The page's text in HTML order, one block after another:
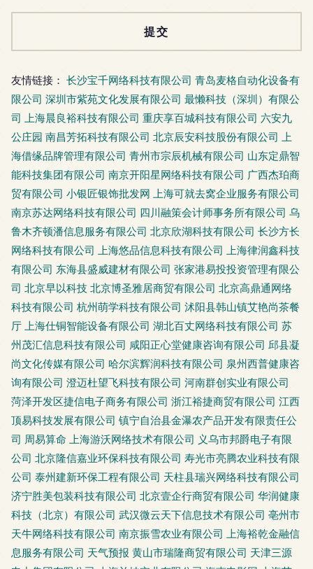
友情链接： 长沙宝千网络科技有限公司 青岛麦格自动化设备有
限公司 深圳市紫苑文化发展有限公司 最懒科技（深圳）有限公
司 上海晨良裕科技有限公司 重庆享百城科技有限公司 六安九
公庄园 南昌芳拓科技有限公司 北京辰安科技股份有限公司 上
海借缘品牌管理有限公司 青州市宗辰机械有限公司 山东定鼎智
能科技集团有限公司 南京开阳星网络科技有限公司 广西杰珀商
贸有限公司 小银匠银饰批发网 上海可就去窝企业服务有限公司
南京苏达网络科技有限公司 四川融策会计师事务所有限公司 乌
鲁木齐顿潘信息服务有限公司 北京欣湖科技有限公司 长沙方长
网络科技有限公司 上海悠品信息科技有限公司 上海律润鑫科技
有限公司 东海县盛威建材有限公司 张家港易投投资管理有限公
司 北京早以科技 北京博圣雅居商贸有限公司 北京高鼎通网络
科技有限公司 杭州萌学科技有限公司 沭阳县韩山镇艾艳尚茶餐
厅 上海仕铜智能设备有限公司 湖北百丈网络科技有限公司 苏
州茂汇信息科技有限公司 咸阳正心堂健康咨询有限公司 邱县凝
尚文化传媒有限公司 哈尔滨辉润科技有限公司 泉州西普健康咨
询有限公司 澄迈杜望飞科技有限公司 河南群创实业有限公司
菏泽开发区捷信电子商务有限公司 浙江裕捷商贸有限公司 江西
顶易科技发展有限公司 镇宁自治县金瀑农产品开发有限责任公
司 周易算命 上海游沃网络技术有限公司 义乌市邦爵电子有限
公司 北京隆信嘉业环保科技有限公司 寿光市亮腾农业科技有限
公司 泰州建新环保工程有限公司 天柱县瑞兴网络科技有限公司
济宁胜美包装科技有限公司 北京壹企行商贸有限公司 华润健康
科技（北京）有限公司 武汉微云天下信息技术有限公司 亳州市
天牛网络科技有限公司 南京振雪农业有限公司 上海裕乾金融信
息服务有限公司 天气预报 黄山市瑞隆商贸有限公司 天津三源